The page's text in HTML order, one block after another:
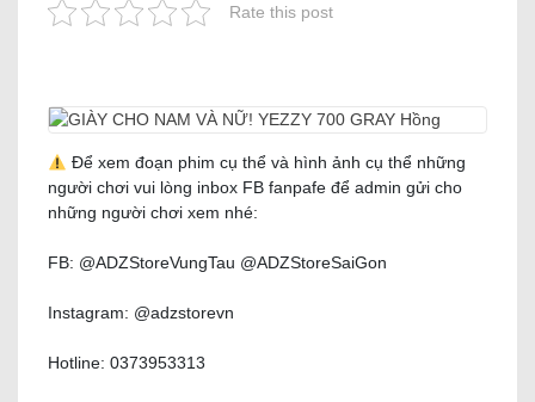
Rate this post
Để xem đoạn phim cụ thể và hình ảnh cụ thể những
người chơi vui lòng inbox FB fanpafe để admin gửi cho
những người chơi xem nhé:
FB: @ADZStoreVungTau @ADZStoreSaiGon
Instagram: @adzstorevn
Hotline: 0373953313